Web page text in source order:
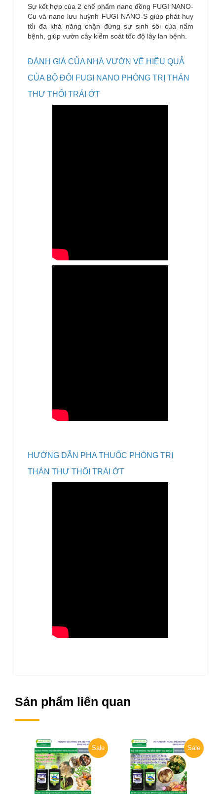
Sự kết hợp của 2 chế phẩm nano đồng FUGI NANO-
Cu và nano lưu huỳnh FUGI NANO-S giúp phát huy
tối đa khả năng chặn đứng sự sinh sôi của nấm
bệnh, giúp vườn cây kiểm soát tốc độ lây lan bệnh.
ĐÁNH GIÁ CỦA NHÀ VƯỜN VỀ HIỆU QUẢ
CỦA BỘ ĐÔI FUGI NANO PHÒNG TRỊ THÁN
THƯ THỐI TRÁI ỚT
HƯỚNG DẪN PHA THUỐC PHÒNG TRỊ
THÁN THƯ THỐI TRÁI ỚT
Sản phẩm liên quan
Sale Sale